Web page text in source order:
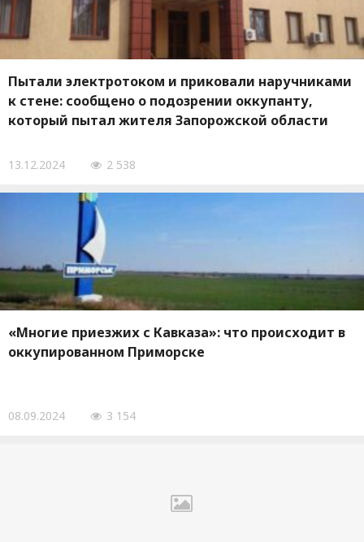
Пытали электротоком и приковали наручниками
к стене: сообщено о подозрении оккупанту,
который пытал жителя Запорожской области
13.12.2024 2 538
«Многие приезжих с Кавказа»: что происходит в
оккупированном Приморске
08.09.2024 3 154